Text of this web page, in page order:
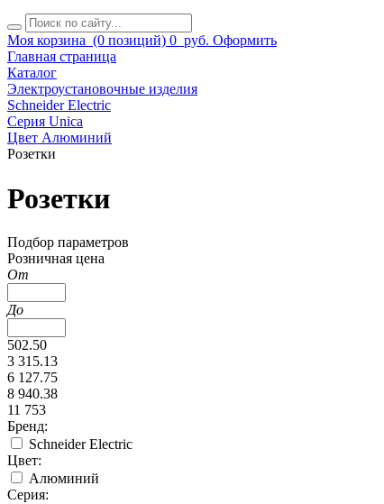
Моя корзина (0 позиций) 0 руб. Оформить
Главная страница
Каталог
Электроустановочные изделия
Schneider Electric
Серия Unica
Цвет Алюминий
Розетки
Розетки
Подбор параметров
Розничная цена
От
До
502.50
3 315.13
6 127.75
8 940.38
11 753
Бренд:
Schneider Electric
Цвет:
Алюминий
Серия: